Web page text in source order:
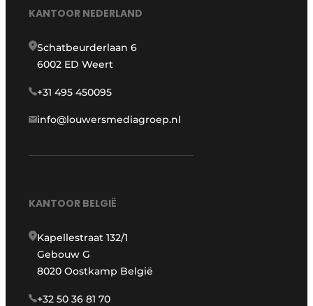
KANTOOR NEDERLAND
Schatbeurderlaan 6
6002 ED Weert
+31 495 450095
info@louwersmediagroep.nl
KANTOOR BELGIË
Kapellestraat 132/1
Gebouw G
8020 Oostkamp België
+32 50 36 81 70